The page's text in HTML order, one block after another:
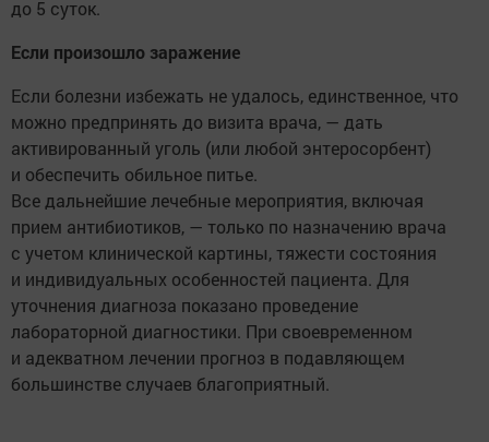
до 5 суток.
Если произошло заражение
Если болезни избежать не удалось, единственное, что
можно предпринять до визита врача, — дать
активированный уголь (или любой энтеросорбент)
и обеспечить обильное питье.
Все дальнейшие лечебные мероприятия, включая
прием антибиотиков, — только по назначению врача
с учетом клинической картины, тяжести состояния
и индивидуальных особенностей пациента. Для
уточнения диагноза показано проведение
лабораторной диагностики. При своевременном
и адекватном лечении прогноз в подавляющем
большинстве случаев благоприятный.